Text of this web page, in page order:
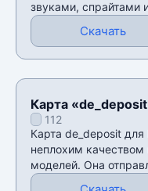
звуками, спрайтами
Скачать
Карта
112
Карта de_deposit
неплохим качеством
моделей. Она